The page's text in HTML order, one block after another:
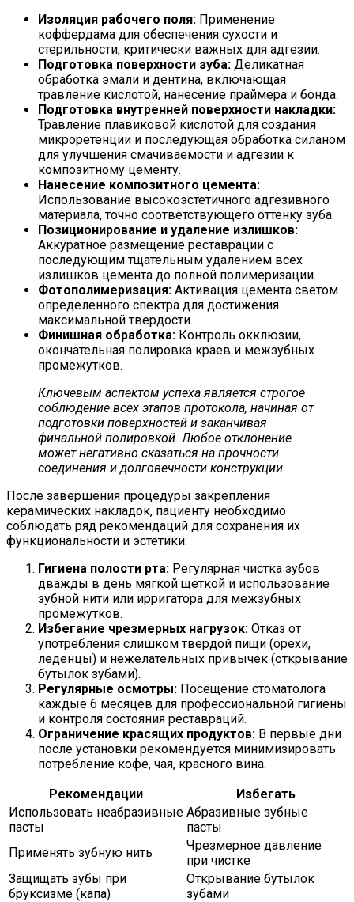
Изоляция рабочего поля: Применение
коффердама для обеспечения сухости и
стерильности, критически важных для адгезии.
Подготовка поверхности зуба: Деликатная
обработка эмали и дентина, включающая
травление кислотой, нанесение праймера и бонда.
Подготовка внутренней поверхности накладки:
Травление плавиковой кислотой для создания
микроретенции и последующая обработка силаном
для улучшения смачиваемости и адгезии к
композитному цементу.
Нанесение композитного цемента:
Использование высокоэстетичного адгезивного
материала, точно соответствующего оттенку зуба.
Позиционирование и удаление излишков:
Аккуратное размещение реставрации с
последующим тщательным удалением всех
излишков цемента до полной полимеризации.
Фотополимеризация: Активация цемента светом
определенного спектра для достижения
максимальной твердости.
Финишная обработка: Контроль окклюзии,
окончательная полировка краев и межзубных
промежутков.
Ключевым аспектом успеха является строгое
соблюдение всех этапов протокола, начиная от
подготовки поверхностей и заканчивая
финальной полировкой. Любое отклонение
может негативно сказаться на прочности
соединения и долговечности конструкции.
После завершения процедуры закрепления
керамических накладок, пациенту необходимо
соблюдать ряд рекомендаций для сохранения их
функциональности и эстетики:
Гигиена полости рта: Регулярная чистка зубов
дважды в день мягкой щеткой и использование
зубной нити или ирригатора для межзубных
промежутков.
Избегание чрезмерных нагрузок: Отказ от
употребления слишком твердой пищи (орехи,
леденцы) и нежелательных привычек (открывание
бутылок зубами).
Регулярные осмотры: Посещение стоматолога
каждые 6 месяцев для профессиональной гигиены
и контроля состояния реставраций.
Ограничение красящих продуктов: В первые дни
после установки рекомендуется минимизировать
потребление кофе, чая, красного вина.
Рекомендации
Избегать
Использовать неабразивные
пасты
Абразивные зубные
пасты
Применять зубную нить
Чрезмерное давление
при чистке
Защищать зубы при
бруксизме (капа)
Открывание бутылок
зубами